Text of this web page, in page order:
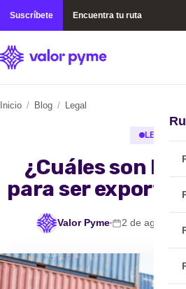
Suscríbete Encuentra tu ruta
Inicio / Blog / Legal
LEGAL
¿Cuáles son los
para ser
Valor Pyme 2 de agosto,